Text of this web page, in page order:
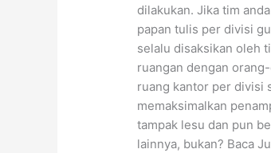
dilakukan. Jika tim
papan tulis per divisi
selalu disaksikan oleh
ruangan dengan
ruang kantor per divisi
memaksimalkan
tampak lesu dan pun
lainnya, bukan? Baca